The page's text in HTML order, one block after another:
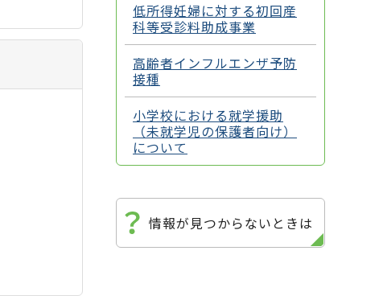
低所得妊婦に対する初回産
科等受診料助成事業
高齢者インフルエンザ予防
接種
小学校における就学援助
（未就学児の保護者向け）
について
情報が見つからないときは